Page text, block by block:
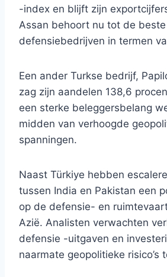
-index en blijft zijn
Assan behoort nu tot de
defensiebedrijven in termen
Een ander Turkse bedrijf,
zag zijn aandelen 138,6
een sterke beleggersbelang
midden van verhoogde
spanningen.
Naast Türkiye hebben
tussen India en Pakistan een
op de defensie- en
Azië. Analisten verwachten
defensie -uitgaven en
naarmate geopolitieke risico’s